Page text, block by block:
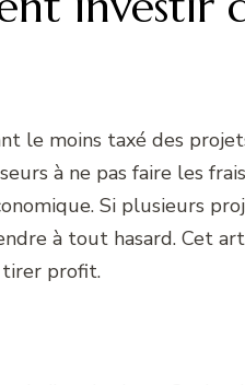
le moins taxé des
à ne pas faire les
Si plusieurs
à tout hasard. Cet
tirer profit.